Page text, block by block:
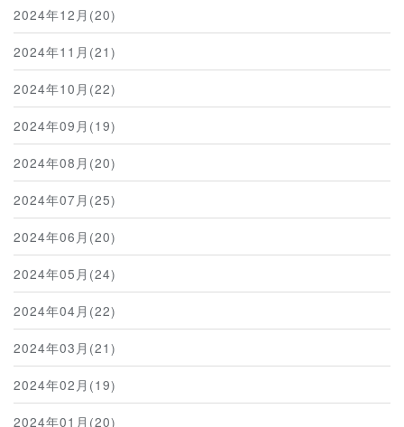
2024年12月(20)
2024年11月(21)
2024年10月(22)
2024年09月(19)
2024年08月(20)
2024年07月(25)
2024年06月(20)
2024年05月(24)
2024年04月(22)
2024年03月(21)
2024年02月(19)
2024年01月(20)